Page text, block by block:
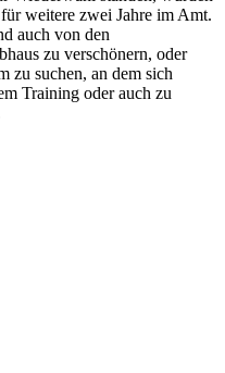
weitere zwei Jahre im Amt.
auch von den
zu verschönern, oder
zu suchen, an dem sich
Training oder auch zu